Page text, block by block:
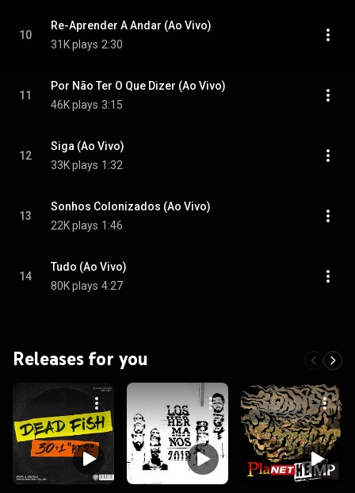
10
Re-Aprender A Andar (Ao Vivo)
31K plays 2:30
11
Por Não Ter O Que Dizer (Ao Vivo)
46K plays 3:15
12
Siga (Ao Vivo)
33K plays 1:32
13
Sonhos Colonizados (Ao Vivo)
22K plays 1:46
14
Tudo (Ao Vivo)
80K plays 4:27
Releases for you